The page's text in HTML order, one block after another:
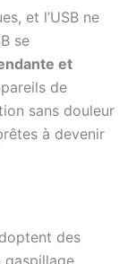
et l’USB ne
se
et
de
sans douleur
à devenir
des
gaspillage